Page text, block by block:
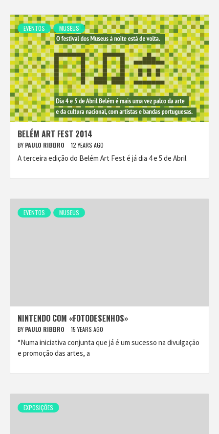
EVENTOS MUSEUS
BELÉM ART FEST 2014
BY PAULO RIBEIRO 12 YEARS AGO
A terceira edição do Belém Art Fest é já dia 4 e 5 de Abril.
EVENTOS MUSEUS
NINTENDO COM «FOTODESENHOS»
BY PAULO RIBEIRO 15 YEARS AGO
“Numa iniciativa conjunta que já é um sucesso na divulgação
e promoção das artes, a
EXPOSIÇÕES